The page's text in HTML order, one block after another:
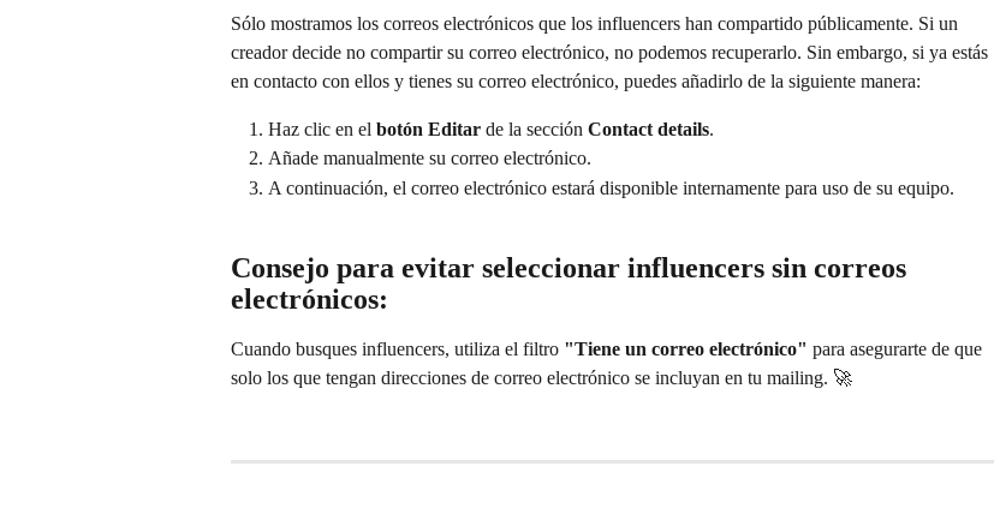
Sólo mostramos los correos electrónicos que los influencers han compartido públicamente. Si un
creador decide no compartir su correo electrónico, no podemos recuperarlo. Sin embargo, si ya estás
en contacto con ellos y tienes su correo electrónico, puedes añadirlo de la siguiente manera:
Haz clic en el botón Editar de la sección Contact details.
Añade manualmente su correo electrónico.
A continuación, el correo electrónico estará disponible internamente para uso de su equipo.
Consejo para evitar seleccionar influencers sin correos
electrónicos:
Cuando busques influencers, utiliza el filtro "Tiene un correo electrónico" para asegurarte de que
solo los que tengan direcciones de correo electrónico se incluyan en tu mailing. 🚀